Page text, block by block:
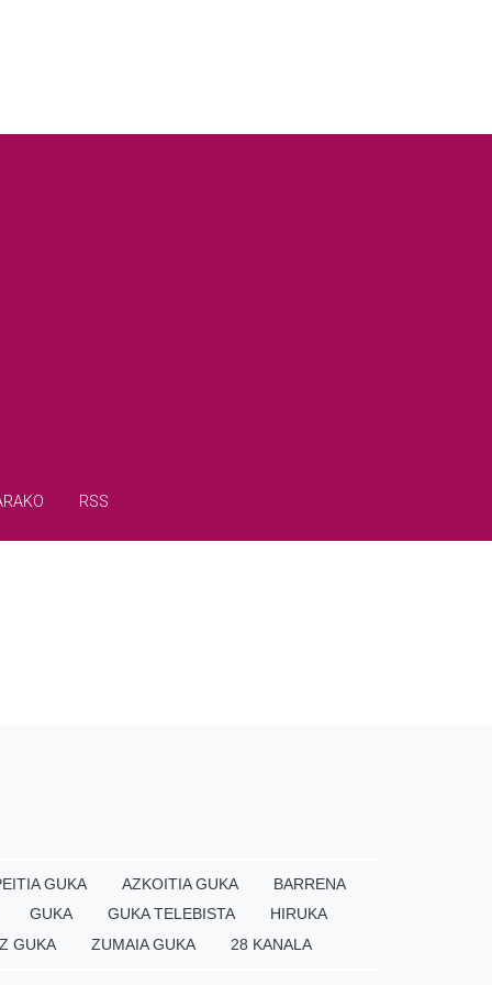
RSS
GUKA AZKOITIA GUKA
BARRENA
GUKA GUKA TELEBISTA
HIRUKA
GUKA ZUMAIA GUKA 28 KANALA